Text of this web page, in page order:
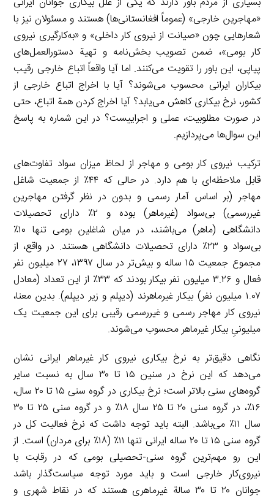
«مهاجرین خارجی» (عموماً افغانستانی‌ها) هستند و مسئولان نیز با
شعارهایی چون «صیانت از نیروی ‌کار داخلی» و «به‌کارگیری نیروی‌
کار بومی»، ضمن تصویب بخش‌نامه و تهیة دستورالعمل‌های
پیاپی، این باور را تقویت می‌کنند. اما آیا واقعاً اتباع خارجی رقیب
بیکاران ایرانی محسوب می‌شوند؟ آیا با اخراج اتباع خارجی از
کشور، نرخ بیکاری کاهش می‌یابد؟ آیا اخراج کردن همة اتباع، حتی
در صورت مطلوبیت، عملی و اجراییست؟ در این شماره به پاسخ
این سوال‌ها می‌پردازیم.
ترکیب نیروی کار بومی و مهاجر از لحاظ میزان سواد تفاوت‌های
قابل ملاحظه‌ای با هم دارد. در حالی که ۴۴٪ از جمعیت شاغل
مهاجر (بر اساس آمار رسمی و بدون در نظر گرفتن مهاجرین
غیررسمی) بی‌سواد (غیرماهر) بوده و ۲٪ دارای تحصیلات
دانشگاهی (ماهر) می‌باشند، در میان شاغلین بومی تنها ۱۰٪
بی‌سواد و ۲۳٪ دارای تحصیلات دانشگاهی هستند. در واقع، از
مجموع جمعیت ۱۵ ساله و بیش‌تر در سال ۱۳۹۷، ۲۷ میلیون نفر
فعال و ۳.۲۶ میلیون نفر بیکار بودند که ۳۳٪ از این تعداد (معادل
۱.۰۷ میلیون نفر) بیکار غیرماهرند (دیپلم و زیر دیپلم). بدین معنا،
نیروی کار مهاجر رسمی و غیررسمی رقیبی برای این جمعیت یک
میلیونیِ بیکار غیرماهر محسوب می‌شوند.
نگاهی دقیق‌تر به نرخ بیکاری نیروی کار غیرماهر ایرانی نشان
می‌دهد که این نرخ در سنین ۱۵ تا ۳۰ سال به نسبت سایر
گروه‌های سنی بالاتر است؛ نرخ بیکاری در گروه سنی ۱۵ تا ۲۰ سال،
۱۶٪، در گروه سنی ۲۰ تا ۲۵ سال ۱۸٪ و در گروه سنی ۲۵ تا ۳۰
سال ۱۱٪ می‌باشد. البته باید توجه داشت که نرخ فعالیت کل در
گروه سنی ۱۵ تا ۲۰ ساله ایرانی تنها ۱۱٪ (۱۸٪ برای مردان) است. از
این رو مهم‌ترین گروه سنی-تحصیلی بومی که در رقابت با
نیروی‌کار خارجی است و باید مورد توجه سیاست‌گذار باشد
جوانان ۲۰ تا ۳۰ سالة غیرماهری هستند که در نقاط شهری و